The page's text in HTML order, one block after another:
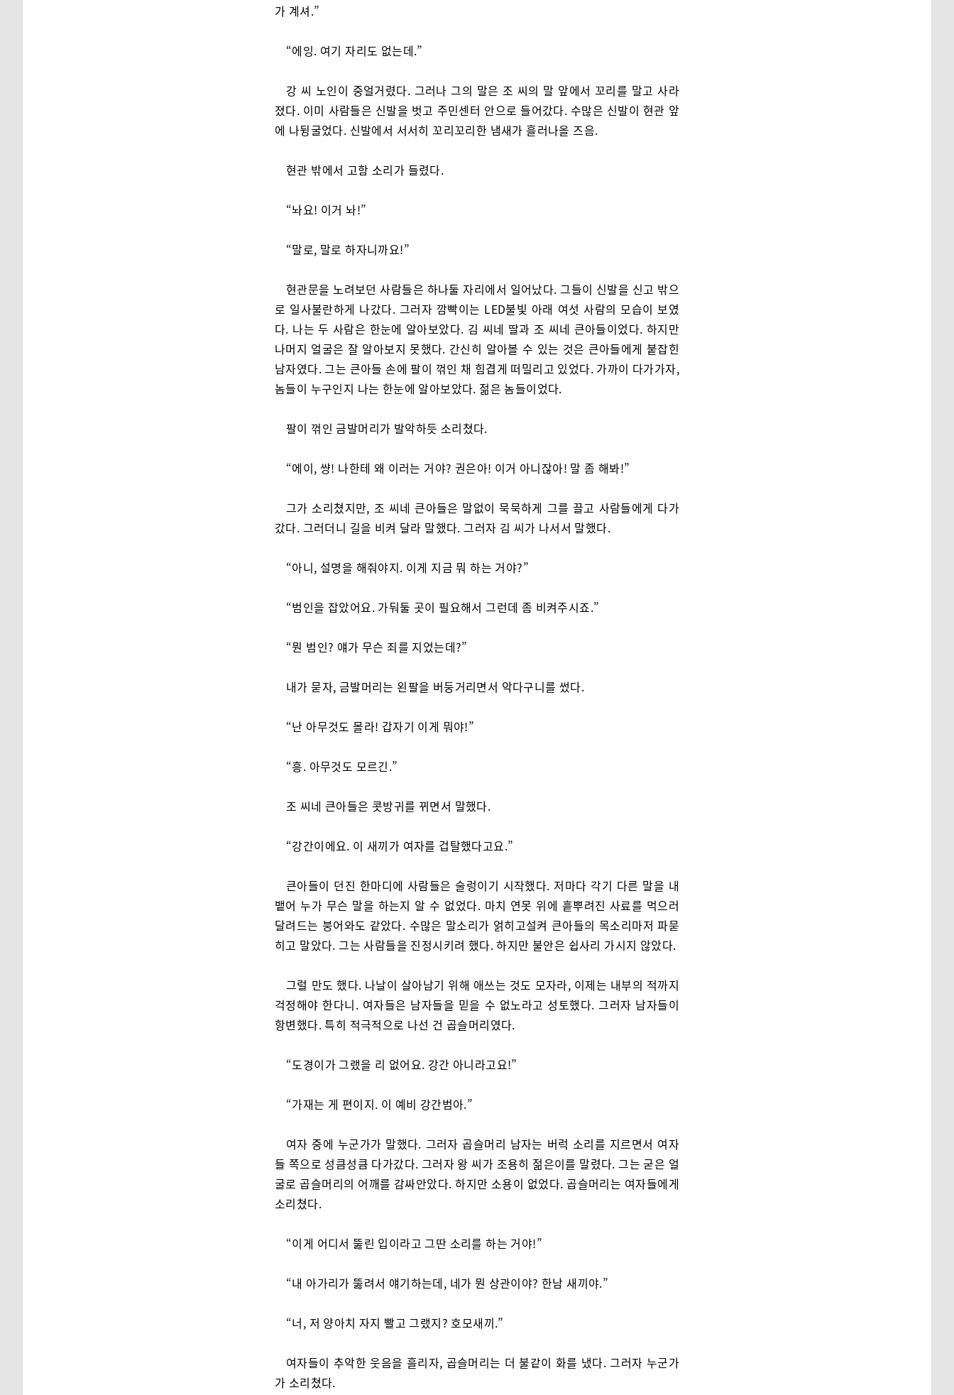
가 계셔.”
“에잉. 여기 자리도 없는데.”
강 씨 노인이 중얼거렸다. 그러나 그의 말은 조 씨의 말 앞에서 꼬리를 말고 사라
졌다. 이미 사람들은 신발을 벗고 주민센터 안으로 들어갔다. 수많은 신발이 현관 앞
에 나뒹굴었다. 신발에서 서서히 꼬리꼬리한 냄새가 흘러나올 즈음.
현관 밖에서 고함 소리가 들렸다.
“놔요! 이거 놔!”
“말로, 말로 하자니까요!”
현관문을 노려보던 사람들은 하나둘 자리에서 일어났다. 그들이 신발을 신고 밖으
로 일사불란하게 나갔다. 그러자 깜빡이는 LED불빛 아래 여섯 사람의 모습이 보였
다. 나는 두 사람은 한눈에 알아보았다. 김 씨네 딸과 조 씨네 큰아들이었다. 하지만
나머지 얼굴은 잘 알아보지 못했다. 간신히 알아볼 수 있는 것은 큰아들에게 붙잡힌
남자였다. 그는 큰아들 손에 팔이 꺾인 채 힘겹게 떠밀리고 있었다. 가까이 다가가자,
놈들이 누구인지 나는 한눈에 알아보았다. 젊은 놈들이었다.
팔이 꺾인 금발머리가 발악하듯 소리쳤다.
“에이, 썅! 나한테 왜 이러는 거야? 권은아! 이거 아니잖아! 말 좀 해봐!”
그가 소리쳤지만, 조 씨네 큰아들은 말없이 묵묵하게 그를 끌고 사람들에게 다가
갔다. 그러더니 길을 비켜 달라 말했다. 그러자 김 씨가 나서서 말했다.
“아니, 설명을 해줘야지. 이게 지금 뭐 하는 거야?”
“범인을 잡았어요. 가둬둘 곳이 필요해서 그런데 좀 비켜주시죠.”
“뭔 범인? 얘가 무슨 죄를 지었는데?”
내가 묻자, 금발머리는 왼팔을 버둥거리면서 악다구니를 썼다.
“난 아무것도 몰라! 갑자기 이게 뭐야!”
“흥. 아무것도 모르긴.”
조 씨네 큰아들은 콧방귀를 뀌면서 말했다.
“강간이에요. 이 새끼가 여자를 겁탈했다고요.”
큰아들이 던진 한마디에 사람들은 술렁이기 시작했다. 저마다 각기 다른 말을 내
뱉어 누가 무슨 말을 하는지 알 수 없었다. 마치 연못 위에 흩뿌려진 사료를 먹으러
달려드는 붕어와도 같았다. 수많은 말소리가 얽히고설켜 큰아들의 목소리마저 파묻
히고 말았다. 그는 사람들을 진정시키려 했다. 하지만 불안은 쉽사리 가시지 않았다.
그럴 만도 했다. 나날이 살아남기 위해 애쓰는 것도 모자라, 이제는 내부의 적까지
걱정해야 한다니. 여자들은 남자들을 믿을 수 없노라고 성토했다. 그러자 남자들이
항변했다. 특히 적극적으로 나선 건 곱슬머리였다.
“도경이가 그랬을 리 없어요. 강간 아니라고요!”
“가재는 게 편이지. 이 예비 강간범아.”
여자 중에 누군가가 말했다. 그러자 곱슬머리 남자는 버럭 소리를 지르면서 여자
들 쪽으로 성큼성큼 다가갔다. 그러자 왕 씨가 조용히 젊은이를 말렸다. 그는 굳은 얼
굴로 곱슬머리의 어깨를 감싸안았다. 하지만 소용이 없었다. 곱슬머리는 여자들에게
소리쳤다.
“이게 어디서 뚫린 입이라고 그딴 소리를 하는 거야!”
“내 아가리가 뚫려서 얘기하는데, 네가 뭔 상관이야? 한남 새끼야.”
“너, 저 양아치 자지 빨고 그랬지? 호모새끼.”
여자들이 추악한 웃음을 흘리자, 곱슬머리는 더 불같이 화를 냈다. 그러자 누군가
가 소리쳤다.